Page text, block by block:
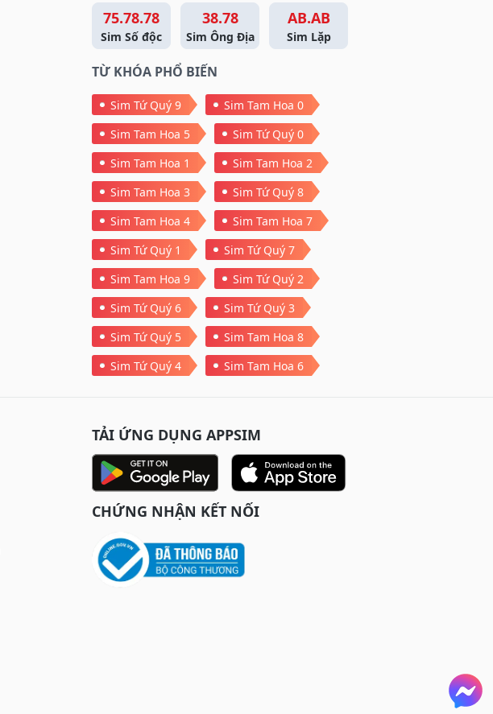
75.78.78
Sim Số độc
38.78
Sim Ông Địa
AB.AB
Sim Lặp
TỪ KHÓA PHỔ BIẾN
Sim Tứ Quý 9
Sim Tam Hoa 0
Sim Tam Hoa 5
Sim Tứ Quý 0
Sim Tam Hoa 1
Sim Tam Hoa 2
Sim Tam Hoa 3
Sim Tứ Quý 8
Sim Tam Hoa 4
Sim Tam Hoa 7
Sim Tứ Quý 1
Sim Tứ Quý 7
Sim Tam Hoa 9
Sim Tứ Quý 2
Sim Tứ Quý 6
Sim Tứ Quý 3
Sim Tứ Quý 5
Sim Tam Hoa 8
Sim Tứ Quý 4
Sim Tam Hoa 6
TẢI ỨNG DỤNG APPSIM
CHỨNG NHẬN KẾT NỐI